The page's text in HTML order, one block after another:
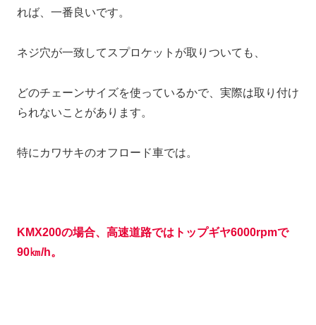
れば、一番良いです。
ネジ穴が一致してスプロケットが取りついても、
どのチェーンサイズを使っているかで、実際は取り付け
られないことがあります。
特にカワサキのオフロード車では。
KMX200の場合、高速道路ではトップギヤ6000rpmで
90㎞/h。